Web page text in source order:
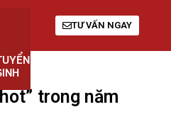
TƯ VẤN NGAY
trong năm